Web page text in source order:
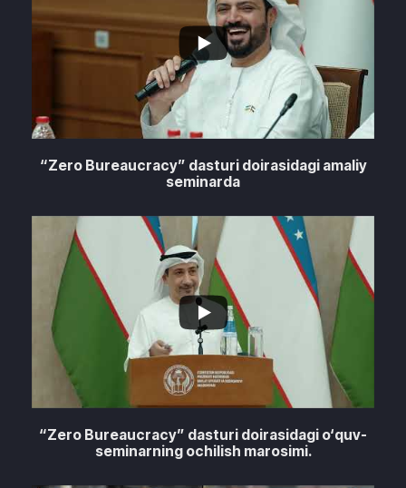
1
0
“Zero Bureaucracy” dasturi doirasidagi amaliy
seminarda
...
0
“Zero Bureaucracy” dasturi doirasidagi o‘quv-
seminarning ochilish marosimi.